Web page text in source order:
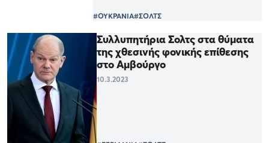
#ΟΥΚΡΑΝΙΑ#ΣΟΛΤΣ
Συλλυπητήρια Σολτς στα θύματα
της χθεσινής φονικής επίθεσης
στο Αμβούργο
10.3.2023